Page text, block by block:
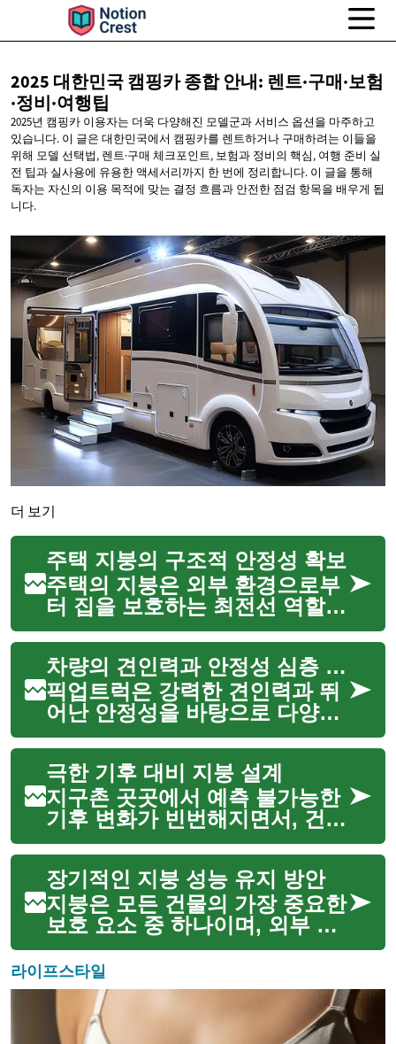
2025 대한민국 캠핑카 종합안내: 렌트·구매·보험
·정비·여행팁
2025년 캠핑카 이용자는 더욱 다양해진 모델군과 서비스 옵션을 마주하고
있습니다. 이 글은 대한민국에서 캠핑카를 렌트하거나 구매하려는 이들을
위해 모델 선택법, 렌트·구매 체크포인트, 보험과 정비의 핵심, 여행 준비 실
전 팁과 실사용에 유용한 액세서리까지 한 번에 정리합니다. 이 글을 통해
독자는 자신의 이용 목적에 맞는 결정 흐름과 안전한 점검 항목을 배우게 됩
니다.
더 보기
주택 지붕의 구조적 안정성 확보
주택의 지붕은 외부 환경으로부
터 집을 보호하는 최전선 역할을
합니다. 비, 눈, 바람 등 다양한
기상 조건에 직접 노출되는 지붕
은 시간이 지남에 따라 손상될
수 있으며, 이는 곧 주택의 구조
적 안정성에 심각한 ...
차량의 견인력과 안정성 심층 분석
픽업트럭은 강력한 견인력과 뛰
어난 안정성을 바탕으로 다양한
작업 환경에서 핵심적인 역할을
수행하는 차량입니다. 무거운 짐
을 운반하거나 대형 트레일러를
견인하는 데 특화되어 있으며,
험난한 지형에서도 안정적인
주...
극한 기후 대비 지붕 설계
지구촌 곳곳에서 예측 불가능한
기후 변화가 빈번해지면서, 건물
의 가장 중요한 보호막인 지붕의
역할이 더욱 부각되고 있습니다.
폭우, 강풍, 폭설, 극심한 더위 등
다양한 극한 기후 조건 속에서
주택과 건물의 안...
장기적인 지붕 성능 유지 방안
지붕은 모든 건물의 가장 중요한
보호 요소 중 하나이며, 외부 환
경으로부터 내부를 안전하게 지
키는 역할을 합니다. 지붕의 수
명과 효율성은 적절한 유지보수
와 특히 방수 처리에 달려 있습
니다. 효과적인 지붕 방수는...
라이프스타일